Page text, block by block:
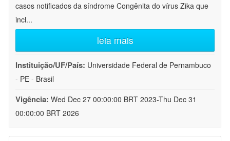
casos notificados da síndrome Congênita do vírus Zika que
incl...
leia mais
Instituição/UF/País: Universidade Federal de Pernambuco
- PE - Brasil
Vigência: Wed Dec 27 00:00:00 BRT 2023-Thu Dec 31
00:00:00 BRT 2026